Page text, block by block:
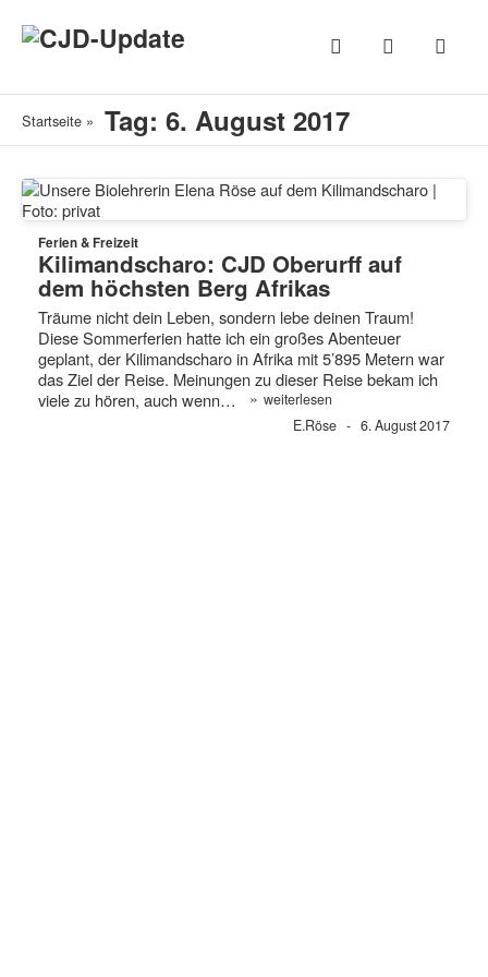
Startseite » Tag: 6. August 2017
Ferien & Freizeit
Kilimandscharo: CJD Oberurff auf
dem höchsten Berg Afrikas
Träume nicht dein Leben, sondern lebe deinen Traum!
Diese Sommerferien hatte ich ein großes Abenteuer
geplant, der Kilimandscharo in Afrika mit 5’895 Metern war
das Ziel der Reise. Meinungen zu dieser Reise bekam ich
viele zu hören, auch wenn…
» weiterlesen
E.Röse
6. August 2017